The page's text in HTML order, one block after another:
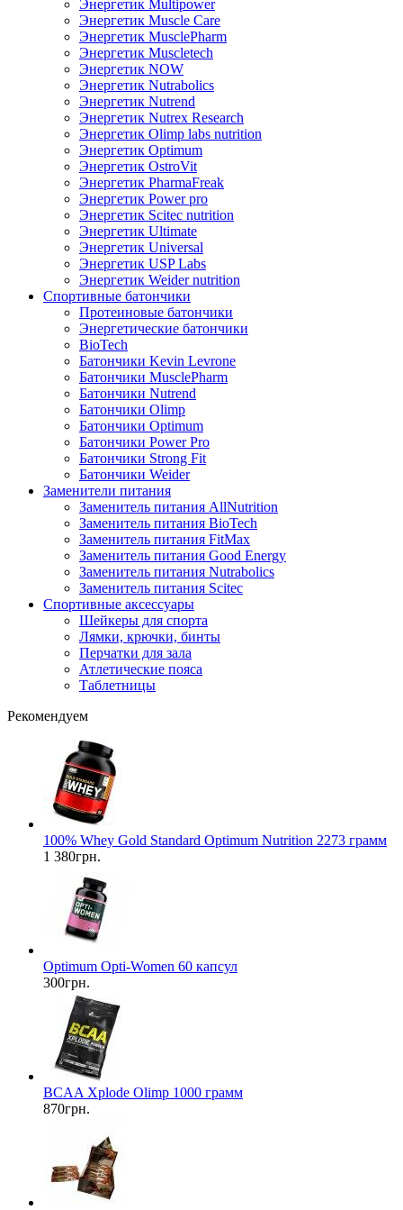
Энергетик Multipower
Энергетик Muscle Care
Энергетик MusclePharm
Энергетик Muscletech
Энергетик NOW
Энергетик Nutrabolics
Энергетик Nutrend
Энергетик Nutrex Research
Энергетик Olimp labs nutrition
Энергетик Optimum
Энергетик OstroVit
Энергетик PharmaFreak
Энергетик Power pro
Энергетик Scitec nutrition
Энергетик Ultimate
Энергетик Universal
Энергетик USP Labs
Энергетик Weider nutrition
Спортивные батончики
Протеиновые батончики
Энергетические батончики
BioTech
Батончики Kevin Levrone
Батончики MusclePharm
Батончики Nutrend
Батончики Olimp
Батончики Optimum
Батончики Power Pro
Батончики Strong Fit
Батончики Weider
Заменители питания
Заменитель питания AllNutrition
Заменитель питания BioTech
Заменитель питания FitMax
Заменитель питания Good Energy
Заменитель питания Nutrabolics
Заменитель питания Scitec
Спортивные аксессуары
Шейкеры для спорта
Лямки, крючки, бинты
Перчатки для зала
Атлетические пояса
Таблетницы
Рекомендуем
100% Whey Gold Standard Optimum Nutrition 2273 грамм
1 380грн.
Optimum Opti-Women 60 капсул
300грн.
BCAA Xplode Olimp 1000 грамм
870грн.